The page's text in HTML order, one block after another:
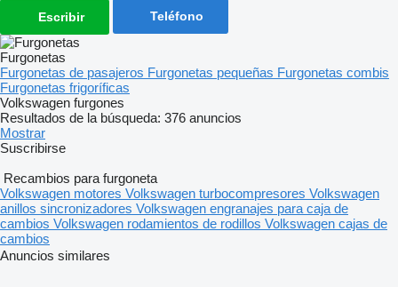
Escribir Teléfono
Furgonetas
Furgonetas de pasajeros Furgonetas pequeñas Furgonetas combis
Furgonetas frigoríficas
Volkswagen furgones
Resultados de la búsqueda: 376 anuncios
Mostrar
Suscribirse
Recambios para furgoneta
Volkswagen motores Volkswagen turbocompresores Volkswagen
anillos sincronizadores Volkswagen engranajes para caja de
cambios Volkswagen rodamientos de rodillos Volkswagen cajas de
cambios
Anuncios similares